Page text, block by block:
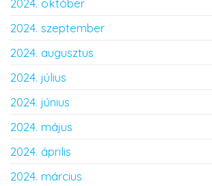
2024. október
2024. szeptember
2024. augusztus
2024. július
2024. június
2024. május
2024. április
2024. március